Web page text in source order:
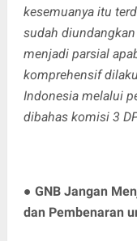
kesemuanya itu
sudah
menjadi parsial
komprehensif
Indonesia melalui
dibahas komisi 3
● GNB Jangan
dan Pembenaran